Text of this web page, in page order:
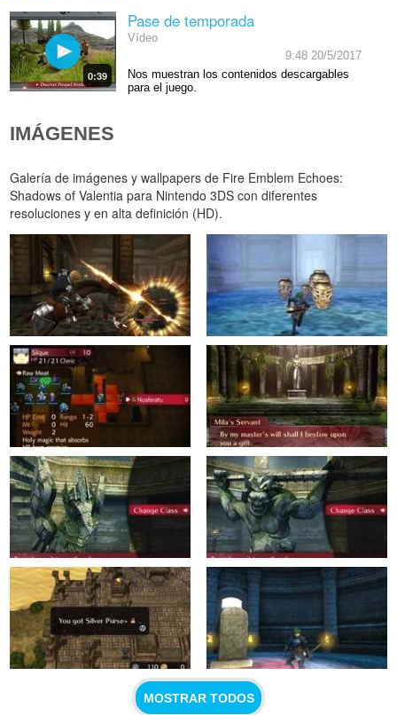
0:39
Pase de temporada
Vídeo
9:48 20/5/2017
Nos muestran los contenidos descargables
para el juego.
IMÁGENES
Galería de imágenes y wallpapers de Fire Emblem Echoes:
Shadows of Valentia para Nintendo 3DS con diferentes
resoluciones y en alta definición (HD).
MOSTRAR TODOS